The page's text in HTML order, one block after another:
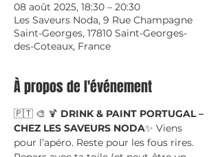
08 août 2025, 18:30 – 20:30
Les Saveurs Noda, 9 Rue Champagne
Saint-Georges, 17810 Saint-Georges-
des-Coteaux, France
À propos de l'événement
🇵🇹 🎨 🍹 DRINK & PAINT PORTUGAL –
CHEZ LES SAVEURS NODA✨ Viens
pour l’apéro. Reste pour les fous rires.